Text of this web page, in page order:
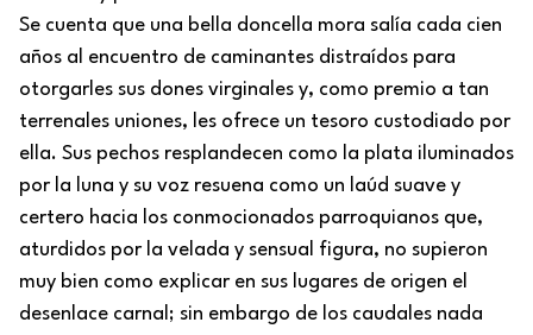
Se cuenta que una bella doncella mora salía cada cien
años al encuentro de caminantes distraídos para
otorgarles sus dones virginales y, como premio a tan
terrenales uniones, les ofrece un tesoro custodiado por
ella. Sus pechos resplandecen como la plata iluminados
por la luna y su voz resuena como un laúd suave y
certero hacia los conmocionados parroquianos que,
aturdidos por la velada y sensual figura, no supieron
muy bien como explicar en sus lugares de origen el
desenlace carnal; sin embargo de los caudales nada